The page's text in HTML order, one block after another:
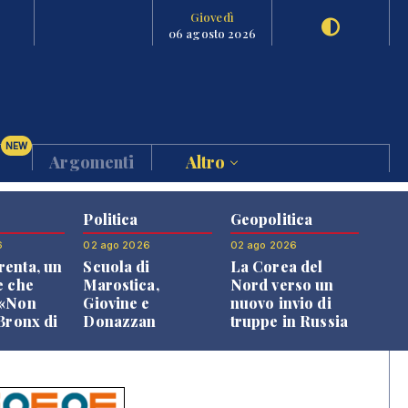
Giovedì
06 agosto 2026
NEW
Argomenti Altro
un
che
di
Politica
02 ago 2026
Scuola di
Marostica,
Giovine e
Donazzan
Geopolitica
02 ago 2026
La Corea del
Nord verso un
nuovo invio di
truppe in Russia